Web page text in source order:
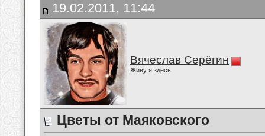
19.02.2011, 11:44
Вячеслав Серёгин
Живу я здесь
Цветы от Маяковского